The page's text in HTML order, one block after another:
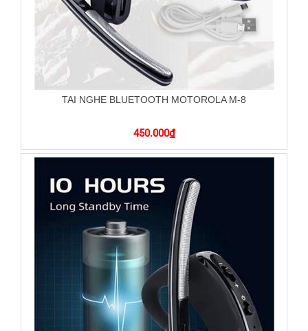
TAI NGHE BLUETOOTH MOTOROLA M-8
450.000₫